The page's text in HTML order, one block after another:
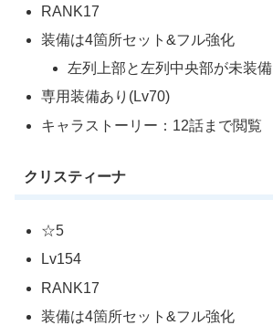
RANK17
装備は4箇所セット&フル強化
左列上部と左列中央部が未装備
専用装備あり(Lv70)
キャラストーリー：12話まで閲覧
クリスティーナ
☆5
Lv154
RANK17
装備は4箇所セット&フル強化